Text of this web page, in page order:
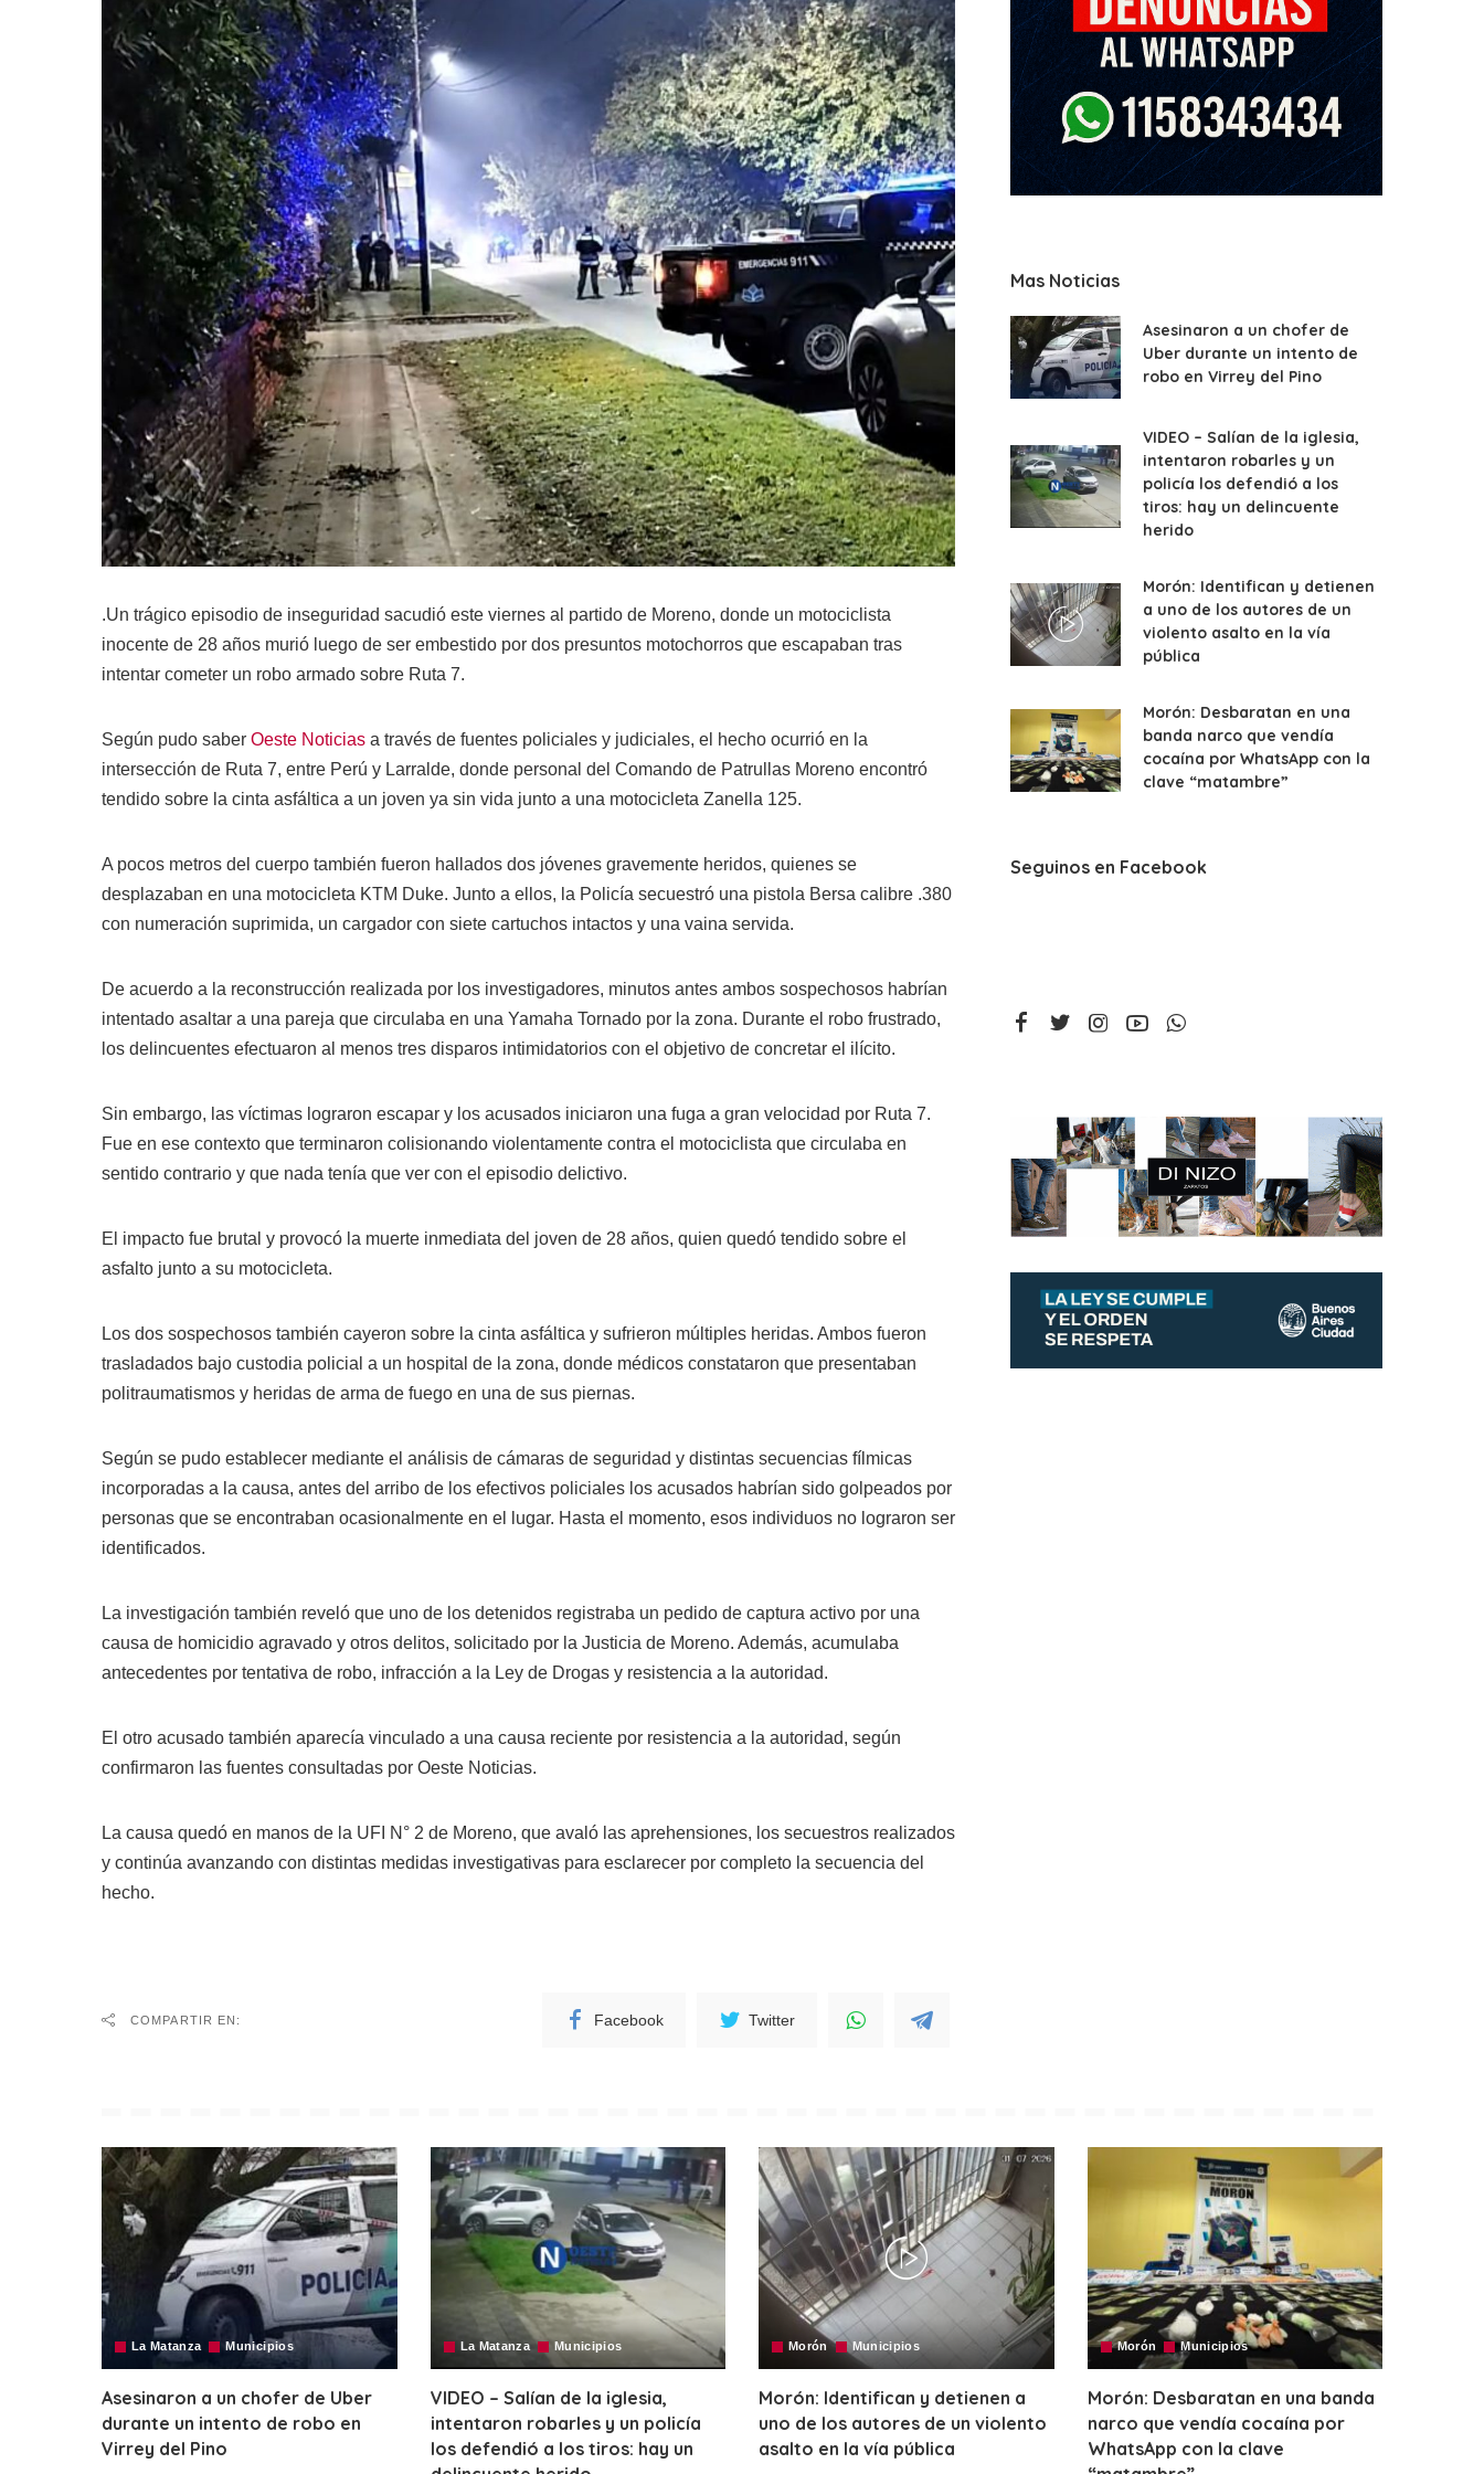
.Un trágico episodio de inseguridad sacudió este viernes al partido de Moreno, donde un motociclista
inocente de 28 años murió luego de ser embestido por dos presuntos motochorros que escapaban tras
intentar cometer un robo armado sobre Ruta 7.
Según pudo saber Oeste Noticias a través de fuentes policiales y judiciales, el hecho ocurrió en la
intersección de Ruta 7, entre Perú y Larralde, donde personal del Comando de Patrullas Moreno encontró
tendido sobre la cinta asfáltica a un joven ya sin vida junto a una motocicleta Zanella 125.
A pocos metros del cuerpo también fueron hallados dos jóvenes gravemente heridos, quienes se
desplazaban en una motocicleta KTM Duke. Junto a ellos, la Policía secuestró una pistola Bersa calibre .380
con numeración suprimida, un cargador con siete cartuchos intactos y una vaina servida.
De acuerdo a la reconstrucción realizada por los investigadores, minutos antes ambos sospechosos habrían
intentado asaltar a una pareja que circulaba en una Yamaha Tornado por la zona. Durante el robo frustrado,
los delincuentes efectuaron al menos tres disparos intimidatorios con el objetivo de concretar el ilícito.
Sin embargo, las víctimas lograron escapar y los acusados iniciaron una fuga a gran velocidad por Ruta 7.
Fue en ese contexto que terminaron colisionando violentamente contra el motociclista que circulaba en
sentido contrario y que nada tenía que ver con el episodio delictivo.
El impacto fue brutal y provocó la muerte inmediata del joven de 28 años, quien quedó tendido sobre el
asfalto junto a su motocicleta.
Los dos sospechosos también cayeron sobre la cinta asfáltica y sufrieron múltiples heridas. Ambos fueron
trasladados bajo custodia policial a un hospital de la zona, donde médicos constataron que presentaban
politraumatismos y heridas de arma de fuego en una de sus piernas.
Según se pudo establecer mediante el análisis de cámaras de seguridad y distintas secuencias fílmicas
incorporadas a la causa, antes del arribo de los efectivos policiales los acusados habrían sido golpeados por
personas que se encontraban ocasionalmente en el lugar. Hasta el momento, esos individuos no lograron ser
identificados.
La investigación también reveló que uno de los detenidos registraba un pedido de captura activo por una
causa de homicidio agravado y otros delitos, solicitado por la Justicia de Moreno. Además, acumulaba
antecedentes por tentativa de robo, infracción a la Ley de Drogas y resistencia a la autoridad.
El otro acusado también aparecía vinculado a una causa reciente por resistencia a la autoridad, según
confirmaron las fuentes consultadas por Oeste Noticias.
La causa quedó en manos de la UFI N° 2 de Moreno, que avaló las aprehensiones, los secuestros realizados
y continúa avanzando con distintas medidas investigativas para esclarecer por completo la secuencia del
hecho.
COMPARTIR EN: Facebook Twitter
Mas Noticias
Asesinaron a un chofer de
Uber durante un intento de
robo en Virrey del Pino
VIDEO – Salían de la iglesia,
intentaron robarles y un
policía los defendió a los
tiros: hay un delincuente
herido
Morón: Identifican y detienen
a uno de los autores de un
violento asalto en la vía
pública
Morón: Desbaratan en una
banda narco que vendía
cocaína por WhatsApp con la
clave “matambre”
Seguinos en Facebook
La Matanza Municipios
Asesinaron a un chofer de Uber
durante un intento de robo en
Virrey del Pino
La Matanza Municipios
VIDEO – Salían de la iglesia,
intentaron robarles y un policía
los defendió a los tiros: hay un
Morón Municipios
Morón: Identifican y detienen a
uno de los autores de un violento
asalto en la vía pública
Morón Municipios
Morón: Desbaratan en una banda
narco que vendía cocaína por
WhatsApp con la clave